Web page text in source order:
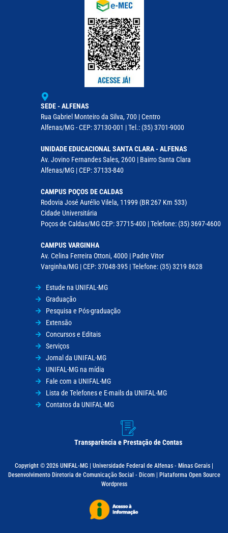
SEDE - ALFENAS
Rua Gabriel Monteiro da Silva, 700 | Centro
Alfenas/MG - CEP: 37130-001 | Tel.: (35) 3701-9000
UNIDADE EDUCACIONAL SANTA CLARA - ALFENAS
Av. Jovino Fernandes Sales, 2600 | Bairro Santa Clara
Alfenas/MG | CEP: 37133-840
CAMPUS POÇOS DE CALDAS
Rodovia José Aurélio Vilela, 11999 (BR 267 Km 533)
Cidade Universitária
Poços de Caldas/MG CEP: 37715-400 | Telefone: (35) 3697-4600
CAMPUS VARGINHA
Av. Celina Ferreira Ottoni, 4000 | Padre Vitor
Varginha/MG | CEP: 37048-395 | Telefone: (35) 3219 8628
Estude na UNIFAL-MG
Graduação
Pesquisa e Pós-graduação
Extensão
Concursos e Editais
Serviços
Jornal da UNIFAL-MG
UNIFAL-MG na mídia
Fale com a UNIFAL-MG
Lista de Telefones e E-mails da UNIFAL-MG
Contatos da UNIFAL-MG
Transparência e Prestação de Contas
Copyright © 2026 UNIFAL-MG | Universidade Federal de Alfenas - Minas Gerais |
Desenvolvimento Diretoria de Comunicação Social - Dicom | Plataforma Open Source
Wordpress